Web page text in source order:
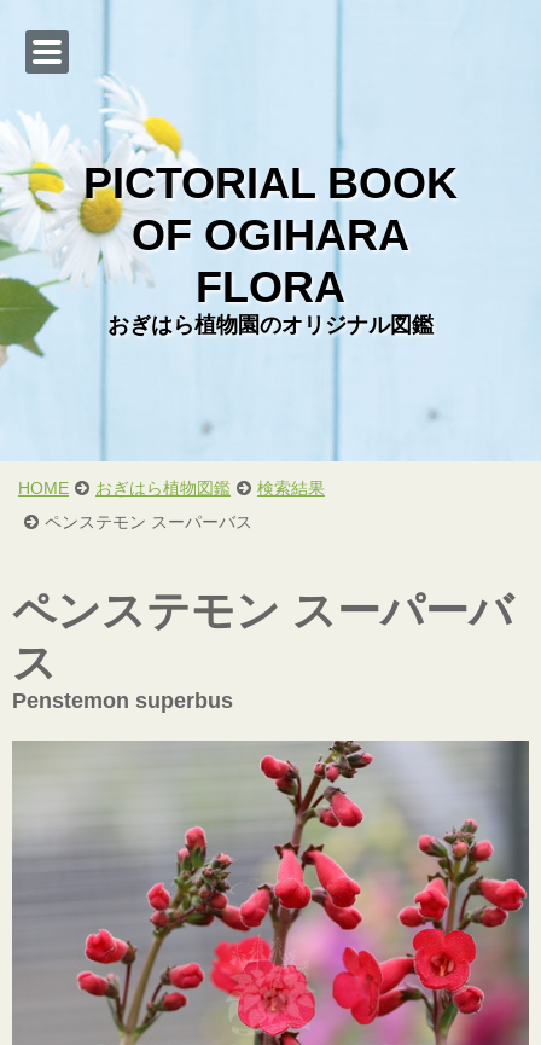
Web カタログ
おぎはら植物図鑑
会社概要
お客様からの写真
PICTORIAL BOOK
OF OGIHARA
FLORA
おぎはら植物園のオリジナル図鑑
HOME おぎはら植物図鑑
検索結果
ペンステモン スーパーバス
ペンステモン スーパーバ
ス
Penstemon superbus